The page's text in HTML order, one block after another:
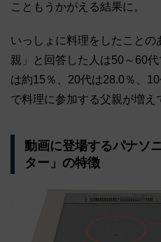
こともうかがえる結果に。
いっしょに料理をしたこと
親」と回答した人は50～60
は約15％、20代は28.0％、
で料理に参加する父親が増え
動画に登場するパナソ
ター」の特徴